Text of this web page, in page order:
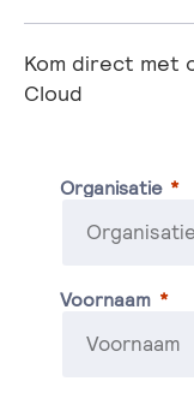
Kom direct met
Cloud
Organisatie
Voornaam